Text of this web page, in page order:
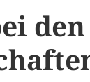
den